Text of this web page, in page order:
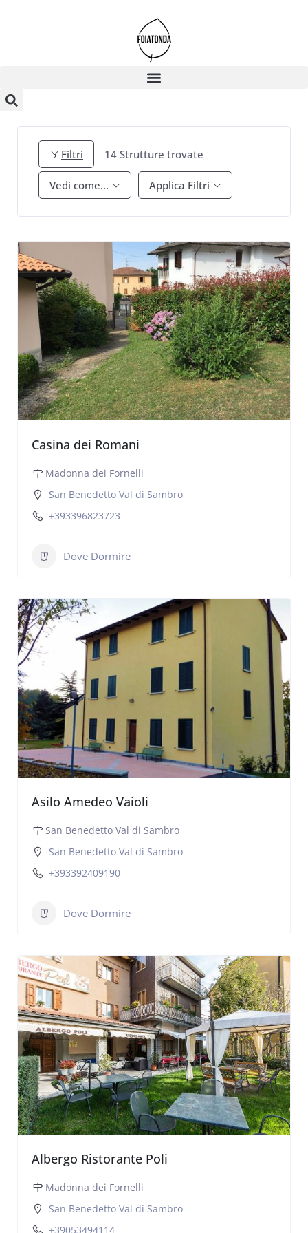
Filtri 14 Strutture trovate
Vedi come... Applica Filtri
Casina dei Romani
Madonna dei Fornelli
San Benedetto Val di Sambro
+393396823723
Dove Dormire
Asilo Amedeo Vaioli
San Benedetto Val di Sambro
San Benedetto Val di Sambro
+393392409190
Dove Dormire
Albergo Ristorante Poli
Madonna dei Fornelli
San Benedetto Val di Sambro
+39053494114